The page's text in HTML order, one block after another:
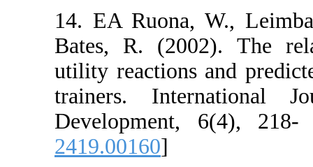
14. EA
Bates, R.
utility reactions
trainers.
2419.00160